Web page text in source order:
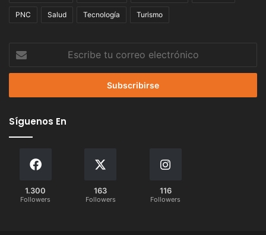
PNC Salud Tecnología Turismo
tu
correo
Síguenos En
1.300
Followers
163
Followers
116
Followers